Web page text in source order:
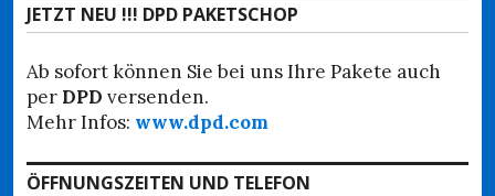
JETZT NEU !!! DPD PAKETSCHOP
Ab sofort können Sie bei uns Ihre Pakete auch
per DPD versenden.
Mehr Infos: www.dpd.com
ÖFFNUNGSZEITEN UND TELEFON